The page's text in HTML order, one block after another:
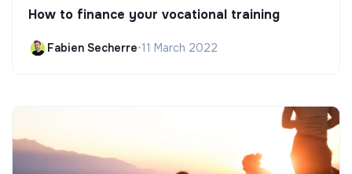
How to finance your vocational training
Fabien Secherre•11 March 2022